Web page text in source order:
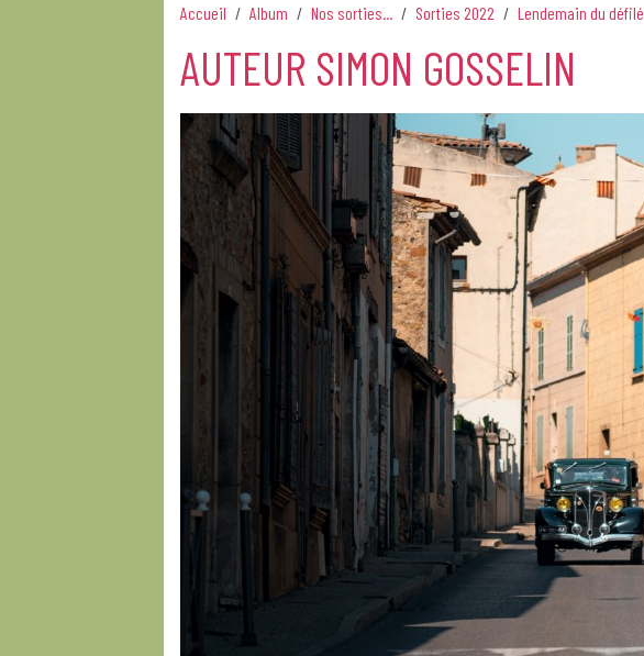
Accueil Album Nos sorties... Sorties 2022 Lendemain du défilé
AUTEUR SIMON GOSSELIN